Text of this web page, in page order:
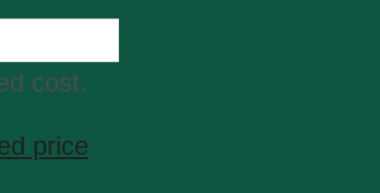
cost.
price